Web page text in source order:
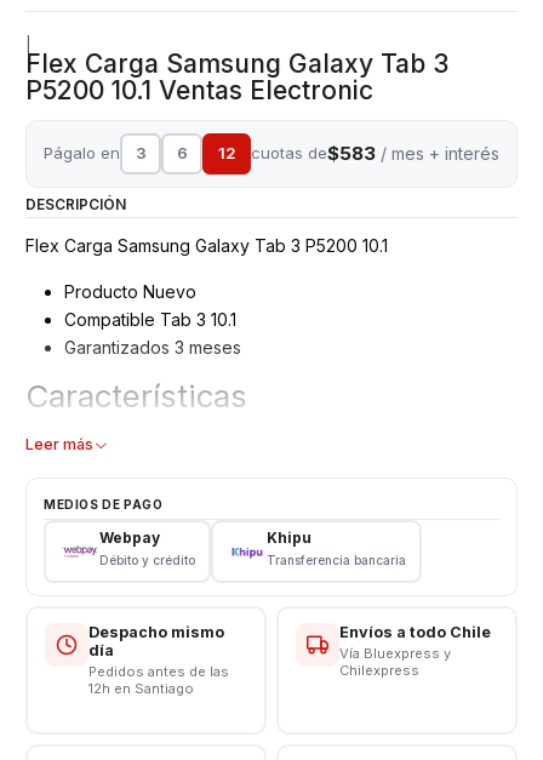
Flex Carga Samsung Galaxy Tab 3
P5200 10.1 Ventas Electronic
Págalo en 3 6 12 cuotas de$583 / mes + interés
DESCRIPCIÓN
Flex Carga Samsung Galaxy Tab 3 P5200 10.1
Producto Nuevo
Compatible Tab 3 10.1
Garantizados 3 meses
Características
Flex Carga - Transferencia Datos - USB
Consulta por valores de instalación
Leer más
MEDIOS DE PAGO
Webpay
Débito y crédito
Khipu
Transferencia bancaria
Despacho mismo
día
Pedidos antes de las
12h en Santiago
Envíos a todo Chile
Vía Bluexpress y
Chilexpress